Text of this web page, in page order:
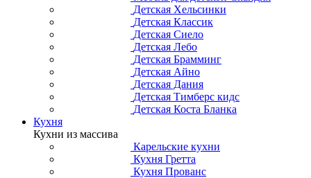
Детская Хельсинки
Детская Классик
Детская Сиело
Детская Лебо
Детская Брамминг
Детская Айно
Детская Дания
Детская Тимберс кидс
Детская Коста Бланка
Кухня
Кухни из массива
Карельские кухни
Кухня Гретта
Кухня Прованс